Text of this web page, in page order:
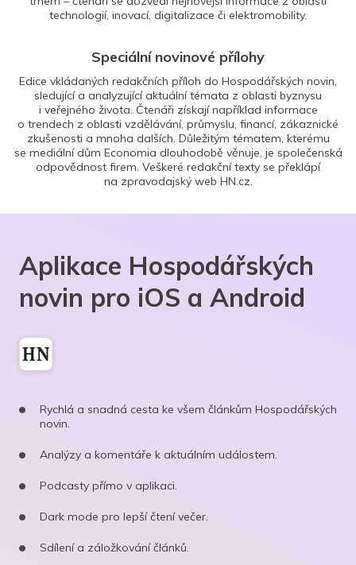
technologií, inovací, digitalizace či elektromobility.
Speciální novinové přílohy
Edice vkládaných redakčních příloh do Hospodářských novin,
sledující a analyzující aktuální témata z oblasti byznysu
i veřejného života. Čtenáři získají například informace
o trendech z oblasti vzdělávání, průmyslu, financí, zákaznické
zkušenosti a mnoha dalších. Důležitým tématem, kterému
se mediální dům Economia dlouhodobě věnuje, je společenská
odpovědnost firem. Veškeré redakční texty se překlápí
na zpravodajský web HN.cz.
Aplikace Hospodářských
novin pro iOS a Android
Rychlá a snadná cesta ke všem článkům Hospodářských
novin.
Analýzy a komentáře k aktuálním událostem.
Podcasty přímo v aplikaci.
Dark mode pro lepší čtení večer.
Sdílení a záložkování článků.